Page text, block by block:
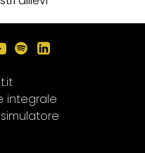
integrale